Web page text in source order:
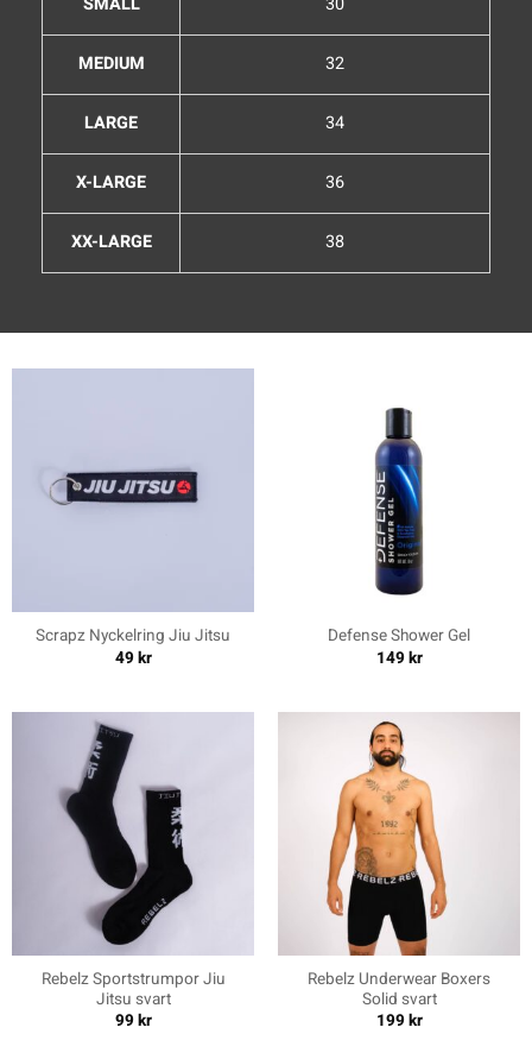
MEDIUM 32
LARGE 34
X-LARGE 36
XX-LARGE 38
Scrapz Nyckelring Jiu Jitsu
49kr
Defense Shower Gel
149kr
Rebelz Sportstrumpor Jiu
Jitsu svart
99kr
Rebelz Underwear Boxers
Solid svart
199kr